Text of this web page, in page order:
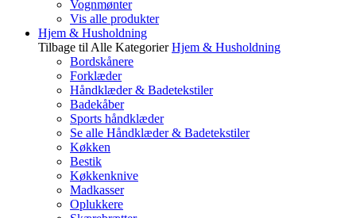
Vognmønter
Vis alle produkter
Hjem & Husholdning
Tilbage til Alle Kategorier Hjem & Husholdning
Bordskånere
Forklæder
Håndklæder & Badetekstiler
Badekåber
Sports håndklæder
Se alle Håndklæder & Badetekstiler
Køkken
Bestik
Køkkenknive
Madkasser
Oplukkere